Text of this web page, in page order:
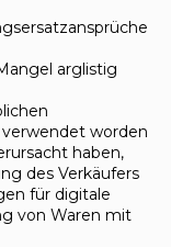
arglistig
worden
haben,
des Verkäufers
für digitale
von Waren mit